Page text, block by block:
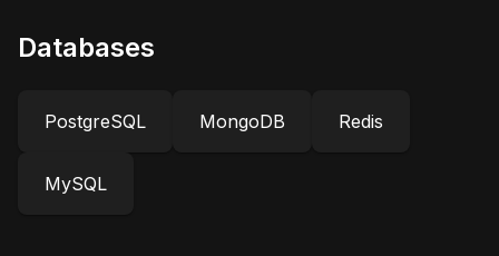
Databases
PostgreSQL MongoDB Redis
MySQL